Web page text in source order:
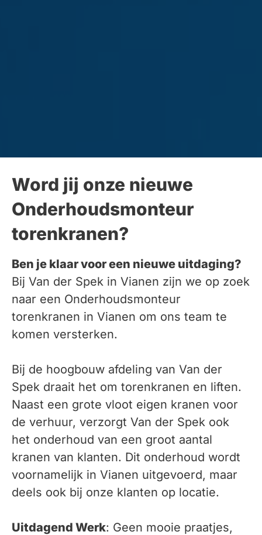
Word jij onze nieuwe
Onderhoudsmonteur
torenkranen?
Ben je klaar voor een nieuwe uitdaging?
Bij Van der Spek in Vianen zijn we op zoek
naar een Onderhoudsmonteur
torenkranen in Vianen om ons team te
komen versterken.
Bij de hoogbouw afdeling van Van der
Spek draait het om torenkranen en liften.
Naast een grote vloot eigen kranen voor
de verhuur, verzorgt Van der Spek ook
het onderhoud van een groot aantal
kranen van klanten. Dit onderhoud wordt
voornamelijk in Vianen uitgevoerd, maar
deels ook bij onze klanten op locatie.
Uitdagend Werk: Geen mooie praatjes,